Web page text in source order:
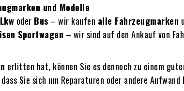
und Modelle
Lkw oder Bus – wir kaufen alle Fahrzeugmarken
Sportwagen – wir sind auf den Ankauf von
erlitten hat, können Sie es dennoch zu einem
Sie sich um Reparaturen oder andere Aufwand